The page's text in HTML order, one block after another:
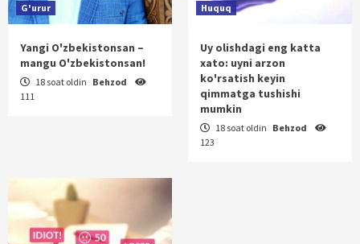
G'urur
Yangi O'zbekistonsan –
mangu O'zbekistonsan!
18 soat oldin Behzod
111
Huquq
Uy olishdagi eng katta
xato: uyni arzon
ko'rsatish keyin
qimmatga tushishi
mumkin
18 soat oldin Behzod
123